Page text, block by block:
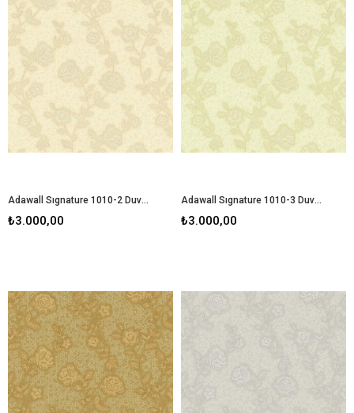
Adawall Sıgnature 1010-2 Duvar Kağıdı
₺3.000,00
Adawall Sıgnature 1010-3 Duvar Kağıdı
₺3.000,00